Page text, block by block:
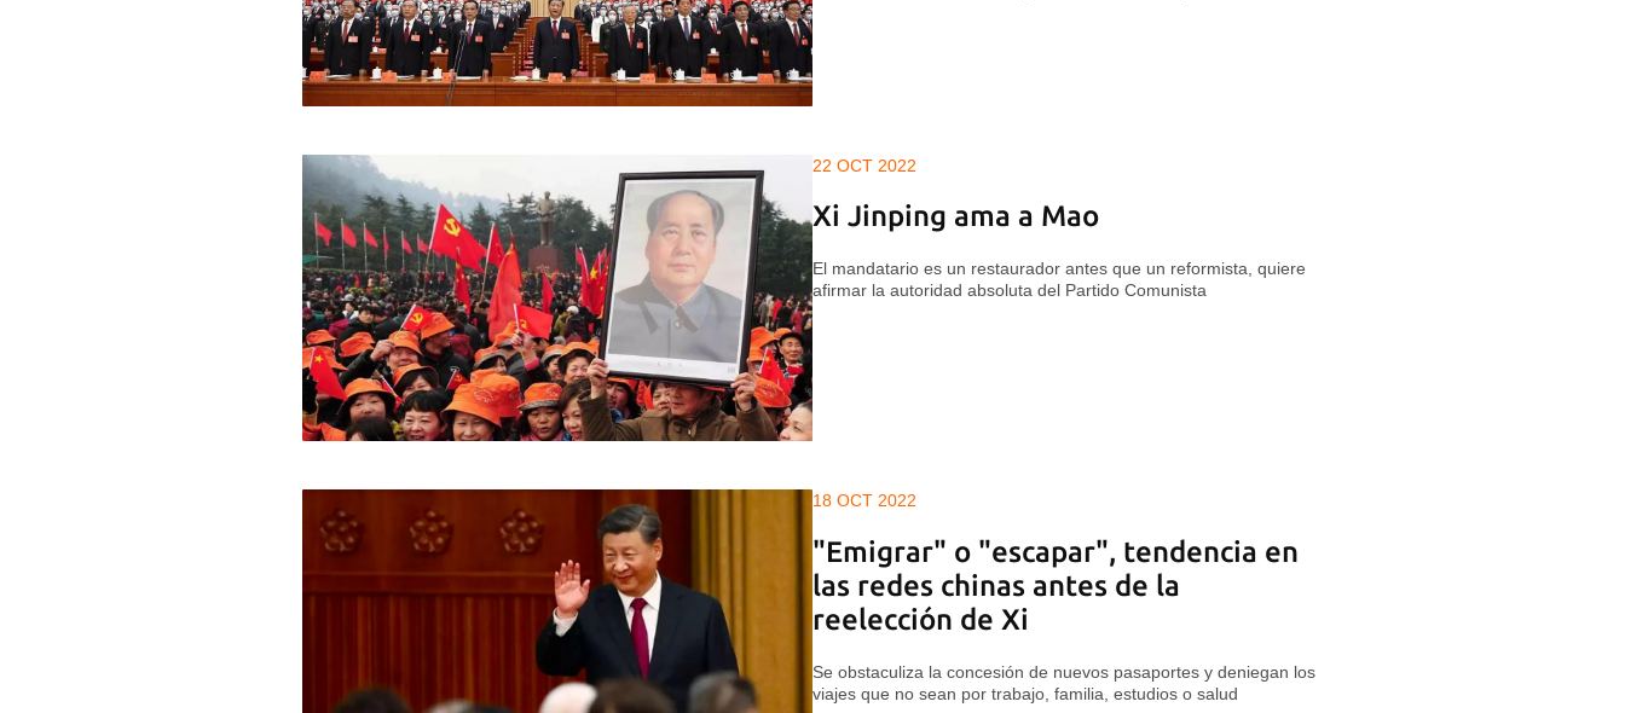
22 OCT 2022
Xi Jinping ama a Mao
El mandatario es un restaurador antes que un reformista, quiere
afirmar la autoridad absoluta del Partido Comunista
18 OCT 2022
"Emigrar" o "escapar", tendencia en
las redes chinas antes de la
reelección de Xi
Se obstaculiza la concesión de nuevos pasaportes y deniegan los
viajes que no sean por trabajo, familia, estudios o salud